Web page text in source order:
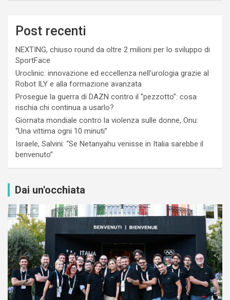
Post recenti
NEXTING, chiuso round da oltre 2 milioni per lo sviluppo di
SportFace
Uroclinic: innovazione ed eccellenza nell’urologia grazie al
Robot ILY e alla formazione avanzata
Prosegue la guerra di DAZN contro il “pezzotto”: cosa
rischia chi continua a usarlo?
Giornata mondiale contro la violenza sulle donne, Onu:
“Una vittima ogni 10 minuti”
Israele, Salvini: “Se Netanyahu venisse in Italia sarebbe il
benvenuto”
Dai un'occhiata